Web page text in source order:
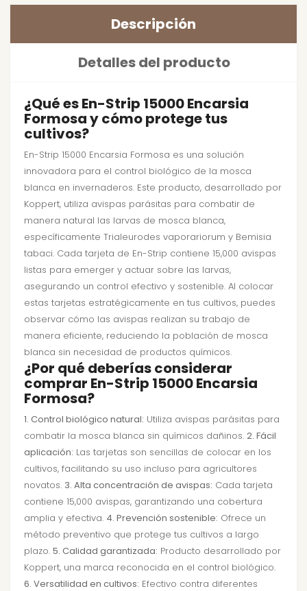
Descripción
Detalles del producto
¿Qué es En-Strip 15000 Encarsia
Formosa y cómo protege tus
cultivos?
En-Strip 15000 Encarsia Formosa es una solución
innovadora para el control biológico de la mosca
blanca en invernaderos. Este producto, desarrollado por
Koppert, utiliza avispas parásitas para combatir de
manera natural las larvas de mosca blanca,
específicamente Trialeurodes vaporariorum y Bemisia
tabaci. Cada tarjeta de En-Strip contiene 15,000 avispas
listas para emerger y actuar sobre las larvas,
asegurando un control efectivo y sostenible. Al colocar
estas tarjetas estratégicamente en tus cultivos, puedes
observar cómo las avispas realizan su trabajo de
manera eficiente, reduciendo la población de mosca
blanca sin necesidad de productos químicos.
¿Por qué deberías considerar
comprar En-Strip 15000 Encarsia
Formosa?
1. Control biológico natural: Utiliza avispas parásitas para
combatir la mosca blanca sin químicos dañinos. 2. Fácil
aplicación: Las tarjetas son sencillas de colocar en los
cultivos, facilitando su uso incluso para agricultores
novatos. 3. Alta concentración de avispas: Cada tarjeta
contiene 15,000 avispas, garantizando una cobertura
amplia y efectiva. 4. Prevención sostenible: Ofrece un
método preventivo que protege tus cultivos a largo
plazo. 5. Calidad garantizada: Producto desarrollado por
Koppert, una marca reconocida en el control biológico.
6. Versatilidad en cultivos: Efectivo contra diferentes